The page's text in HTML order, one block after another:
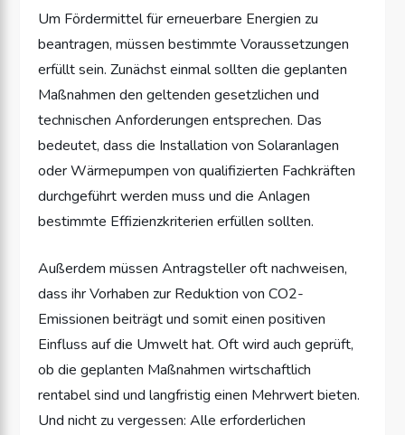
Um Fördermittel für erneuerbare Energien zu
beantragen, müssen bestimmte Voraussetzungen
erfüllt sein. Zunächst einmal sollten die geplanten
Maßnahmen den geltenden gesetzlichen und
technischen Anforderungen entsprechen. Das
bedeutet, dass die Installation von Solaranlagen
oder Wärmepumpen von qualifizierten Fachkräften
durchgeführt werden muss und die Anlagen
bestimmte Effizienzkriterien erfüllen sollten.
Außerdem müssen Antragsteller oft nachweisen,
dass ihr Vorhaben zur Reduktion von CO2-
Emissionen beiträgt und somit einen positiven
Einfluss auf die Umwelt hat. Oft wird auch geprüft,
ob die geplanten Maßnahmen wirtschaftlich
rentabel sind und langfristig einen Mehrwert bieten.
Und nicht zu vergessen: Alle erforderlichen